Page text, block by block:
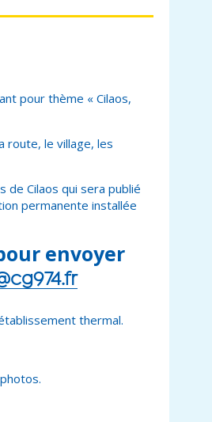
pour thème « Cilaos,
route, le village, les
Cilaos qui sera publié
permanente installée
envoyer
thermal.